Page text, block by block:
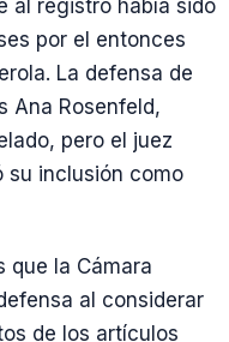
al registro había sido
por el entonces
La defensa de
Ana Rosenfeld,
pero el juez
su inclusión como
que la Cámara
al considerar
de los artículos